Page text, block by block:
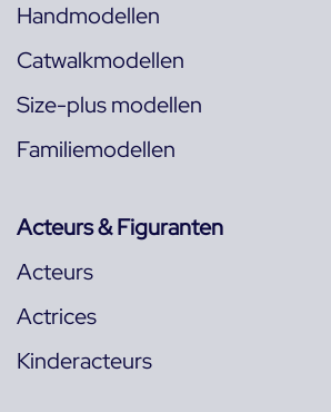
Handmodellen
Catwalkmodellen
Size-plus modellen
Familiemodellen
Acteurs & Figuranten
Acteurs
Actrices
Kinderacteurs